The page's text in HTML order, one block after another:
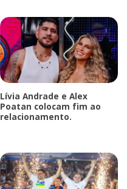
Lívia Andrade e Alex
Poatan colocam fim ao
relacionamento.